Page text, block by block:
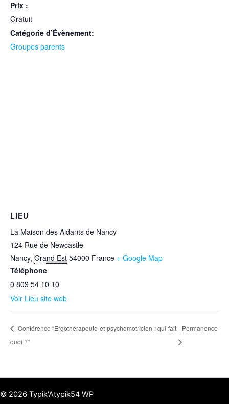
Prix :
Gratuit
Catégorie d’Évènement:
Groupes parents
LIEU
La Maison des Aidants de Nancy
124 Rue de Newcastle
Nancy, Grand Est 54000 France + Google Map
Téléphone
0 809 54 10 10
Voir Lieu site web
Conférence “Ergothérapeute et psychomotricien : qui fait
quoi ?”
Permanence
© 2026 Typik'Atypik54 WP